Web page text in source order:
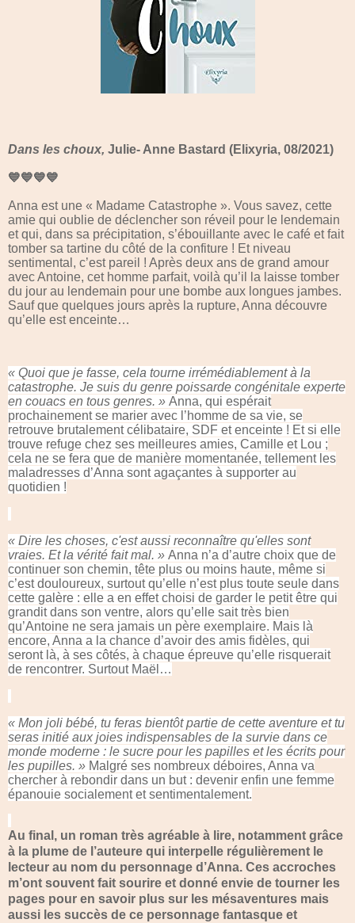
Dans les choux, Julie- Anne Bastard (Elixyria, 08/2021)
💙💙💙💙
Anna est une « Madame Catastrophe ». Vous savez, cette
amie qui oublie de déclencher son réveil pour le lendemain
et qui, dans sa précipitation, s’ébouillante avec le café et fait
tomber sa tartine du côté de la confiture ! Et niveau
sentimental, c’est pareil ! Après deux ans de grand amour
avec Antoine, cet homme parfait, voilà qu’il la laisse tomber
du jour au lendemain pour une bombe aux longues jambes.
Sauf que quelques jours après la rupture, Anna découvre
qu’elle est enceinte…
« Quoi que je fasse, cela tourne irrémédiablement à la
catastrophe. Je suis du genre poissarde congénitale experte
en couacs en tous genres. » Anna, qui espérait
prochainement se marier avec l’homme de sa vie, se
retrouve brutalement célibataire, SDF et enceinte ! Et si elle
trouve refuge chez ses meilleures amies, Camille et Lou ;
cela ne se fera que de manière momentanée, tellement les
maladresses d’Anna sont agaçantes à supporter au
quotidien !
« Dire les choses, c'est aussi reconnaître qu'elles sont
vraies. Et la vérité fait mal. » Anna n’a d’autre choix que de
continuer son chemin, tête plus ou moins haute, même si
c’est douloureux, surtout qu’elle n’est plus toute seule dans
cette galère : elle a en effet choisi de garder le petit être qui
grandit dans son ventre, alors qu’elle sait très bien
qu’Antoine ne sera jamais un père exemplaire. Mais là
encore, Anna a la chance d’avoir des amis fidèles, qui
seront là, à ses côtés, à chaque épreuve qu’elle risquerait
de rencontrer. Surtout Maël…
« Mon joli bébé, tu feras bientôt partie de cette aventure et tu
seras initié aux joies indispensables de la survie dans ce
monde moderne : le sucre pour les papilles et les écrits pour
les pupilles. » Malgré ses nombreux déboires, Anna va
chercher à rebondir dans un but : devenir enfin une femme
épanouie socialement et sentimentalement.
Au final, un roman très agréable à lire, notamment grâce
à la plume de l’auteure qui interpelle régulièrement le
lecteur au nom du personnage d’Anna. Ces accroches
m’ont souvent fait sourire et donné envie de tourner les
pages pour en savoir plus sur les mésaventures mais
aussi les succès de ce personnage fantasque et